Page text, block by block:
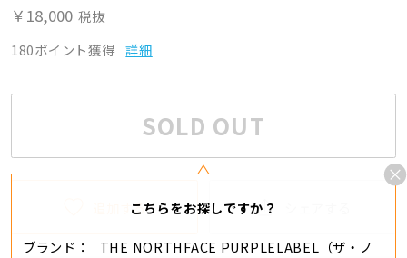
￥18,000 税抜
180ポイント獲得 詳細
SOLD OUT
こちらをお探しですか？
ブランド
THE NORTHFACE PURPLELABEL（ザ・ノ
追加する